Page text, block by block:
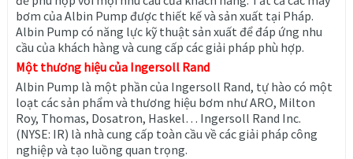
bơm của Albin Pump được thiết kế và sản xuất tại Pháp.
Albin Pump có năng lực kỹ thuật sản xuất để đáp ứng nhu
cầu của khách hàng và cung cấp các giải pháp phù hợp.
Một thương hiệu của Ingersoll Rand
Albin Pump là một phần của Ingersoll Rand, tự hào có một
loạt các sản phẩm và thương hiệu bơm như ARO, Milton
Roy, Thomas, Dosatron, Haskel… Ingersoll Rand Inc.
(NYSE: IR) là nhà cung cấp toàn cầu về các giải pháp công
nghiệp và tạo luồng quan trọng.